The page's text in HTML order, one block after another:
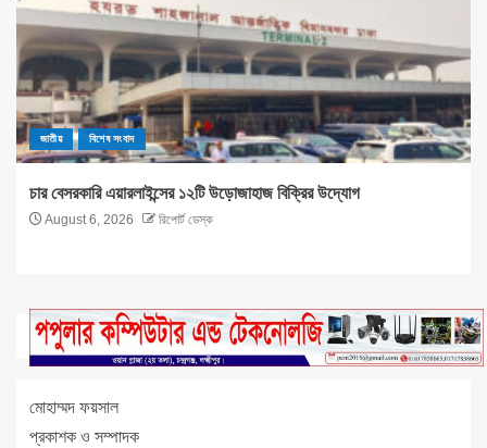
জাতীয় বিশেষ সংবাদ
চার বেসরকারি এয়ারলাইন্সের ১২টি উড়োজাহাজ বিক্রির উদ্যোগ
August 6, 2026 রিপোর্ট ডেস্ক
মোহাম্মদ ফয়সাল
প্রকাশক ও সম্পাদক